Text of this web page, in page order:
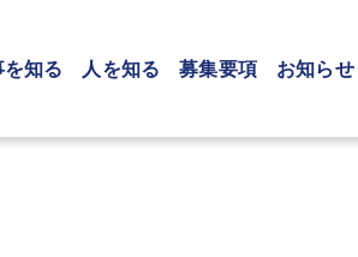
を知る 人を知る 募集要項 お知らせ